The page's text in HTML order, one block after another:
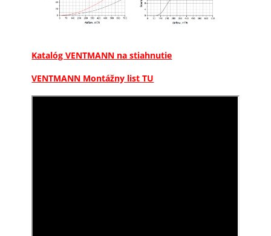
Katalóg VENTMANN na stiahnutie
VENTMANN Montážny list TU